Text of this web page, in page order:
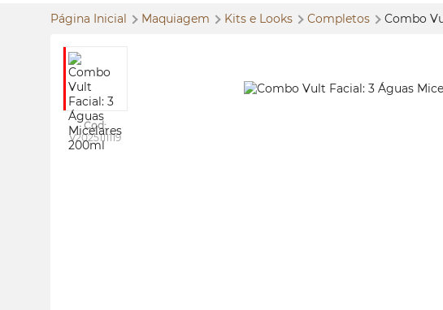
Página Inicial Maquiagem Kits e Looks Completos Combo
Cod:
V2025111119